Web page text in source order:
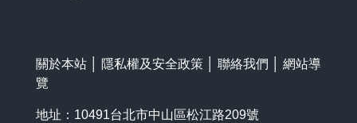
關於本站 隱私權及安全政策 聯絡我們
網站導
覽
地址：10491台北市中山區松江路209號